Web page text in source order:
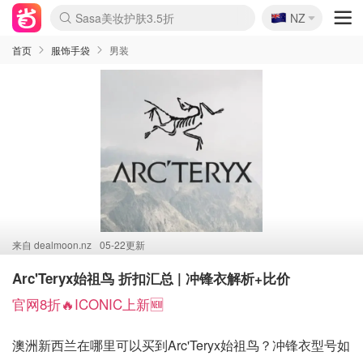
lululemon折扣上新
Sasa美妆护肤3.5折
SSENSE年中3折
FreshBeauty好价汇总
Cettire降价+叠9折
WWS Coles超市实拍
viagogo二手票捡漏
Myer超级周末1折
The Outnet奢牌1折起
David Jones 3折起
Flannels大牌1折
Perfumes Club护肤1折
AMIRO返校季6.2折
Amazon折扣汇总
eToro入金$200送$50
Amazon数码好物
ICONIC本周7.5折
ThedoubleF高奢地板价
Moose Knuckles 6折
丝芙兰5折起
EUFY官网3.7折起
Selenichast首饰2折
Trip机票酒店促销
YSL送5件彩妆礼
Amazon家居好物
Amazon美妆护肤
雅漾大喷$8
过敏原检测盒$33
伊索独家赠50ml沐浴露
科颜氏清仓3折
SEALIFE海洋馆门票6折
丝塔芙大白罐$16
订阅Newsletter送香薰
Cult Beauty 6.8折
Harrods圣诞日历2.3折
LN-CC奢牌私促3折
d'Alba空姐喷雾$16
EVE LOM套装逆天2折
Bernardelli独家4折
Adore Beauty 6折起
CT圣诞日历
Mytheresa奢品2.7折
Luxury Escapes 9折
Currentbody美容仪9折
MOON Garden Live
Roborock扫地机3.7折
Tingo Life水杯$24
Valentino官网5折
CR洗发护发6.3折
修丽可套装7.4折
Myer彩妆2件7折
GANNI官网4.5折
Stylevana韩妆4折
Tessabit高奢8.5折
OGX洗护4折
Amazon阿德莱德次日达
卡诗8.5折+赠礼
Philips Hue灯具8折
🇳🇿
NZ
首页 服饰手袋 男装
来自 dealmoon.nz 05-22更新
Arc'Teryx始祖鸟 折扣汇总 | 冲锋衣解析+比价
官网8折🔥ICONIC上新🆕
澳洲新西兰在哪里可以买到Arc'Teryx始祖鸟？冲锋衣型号如